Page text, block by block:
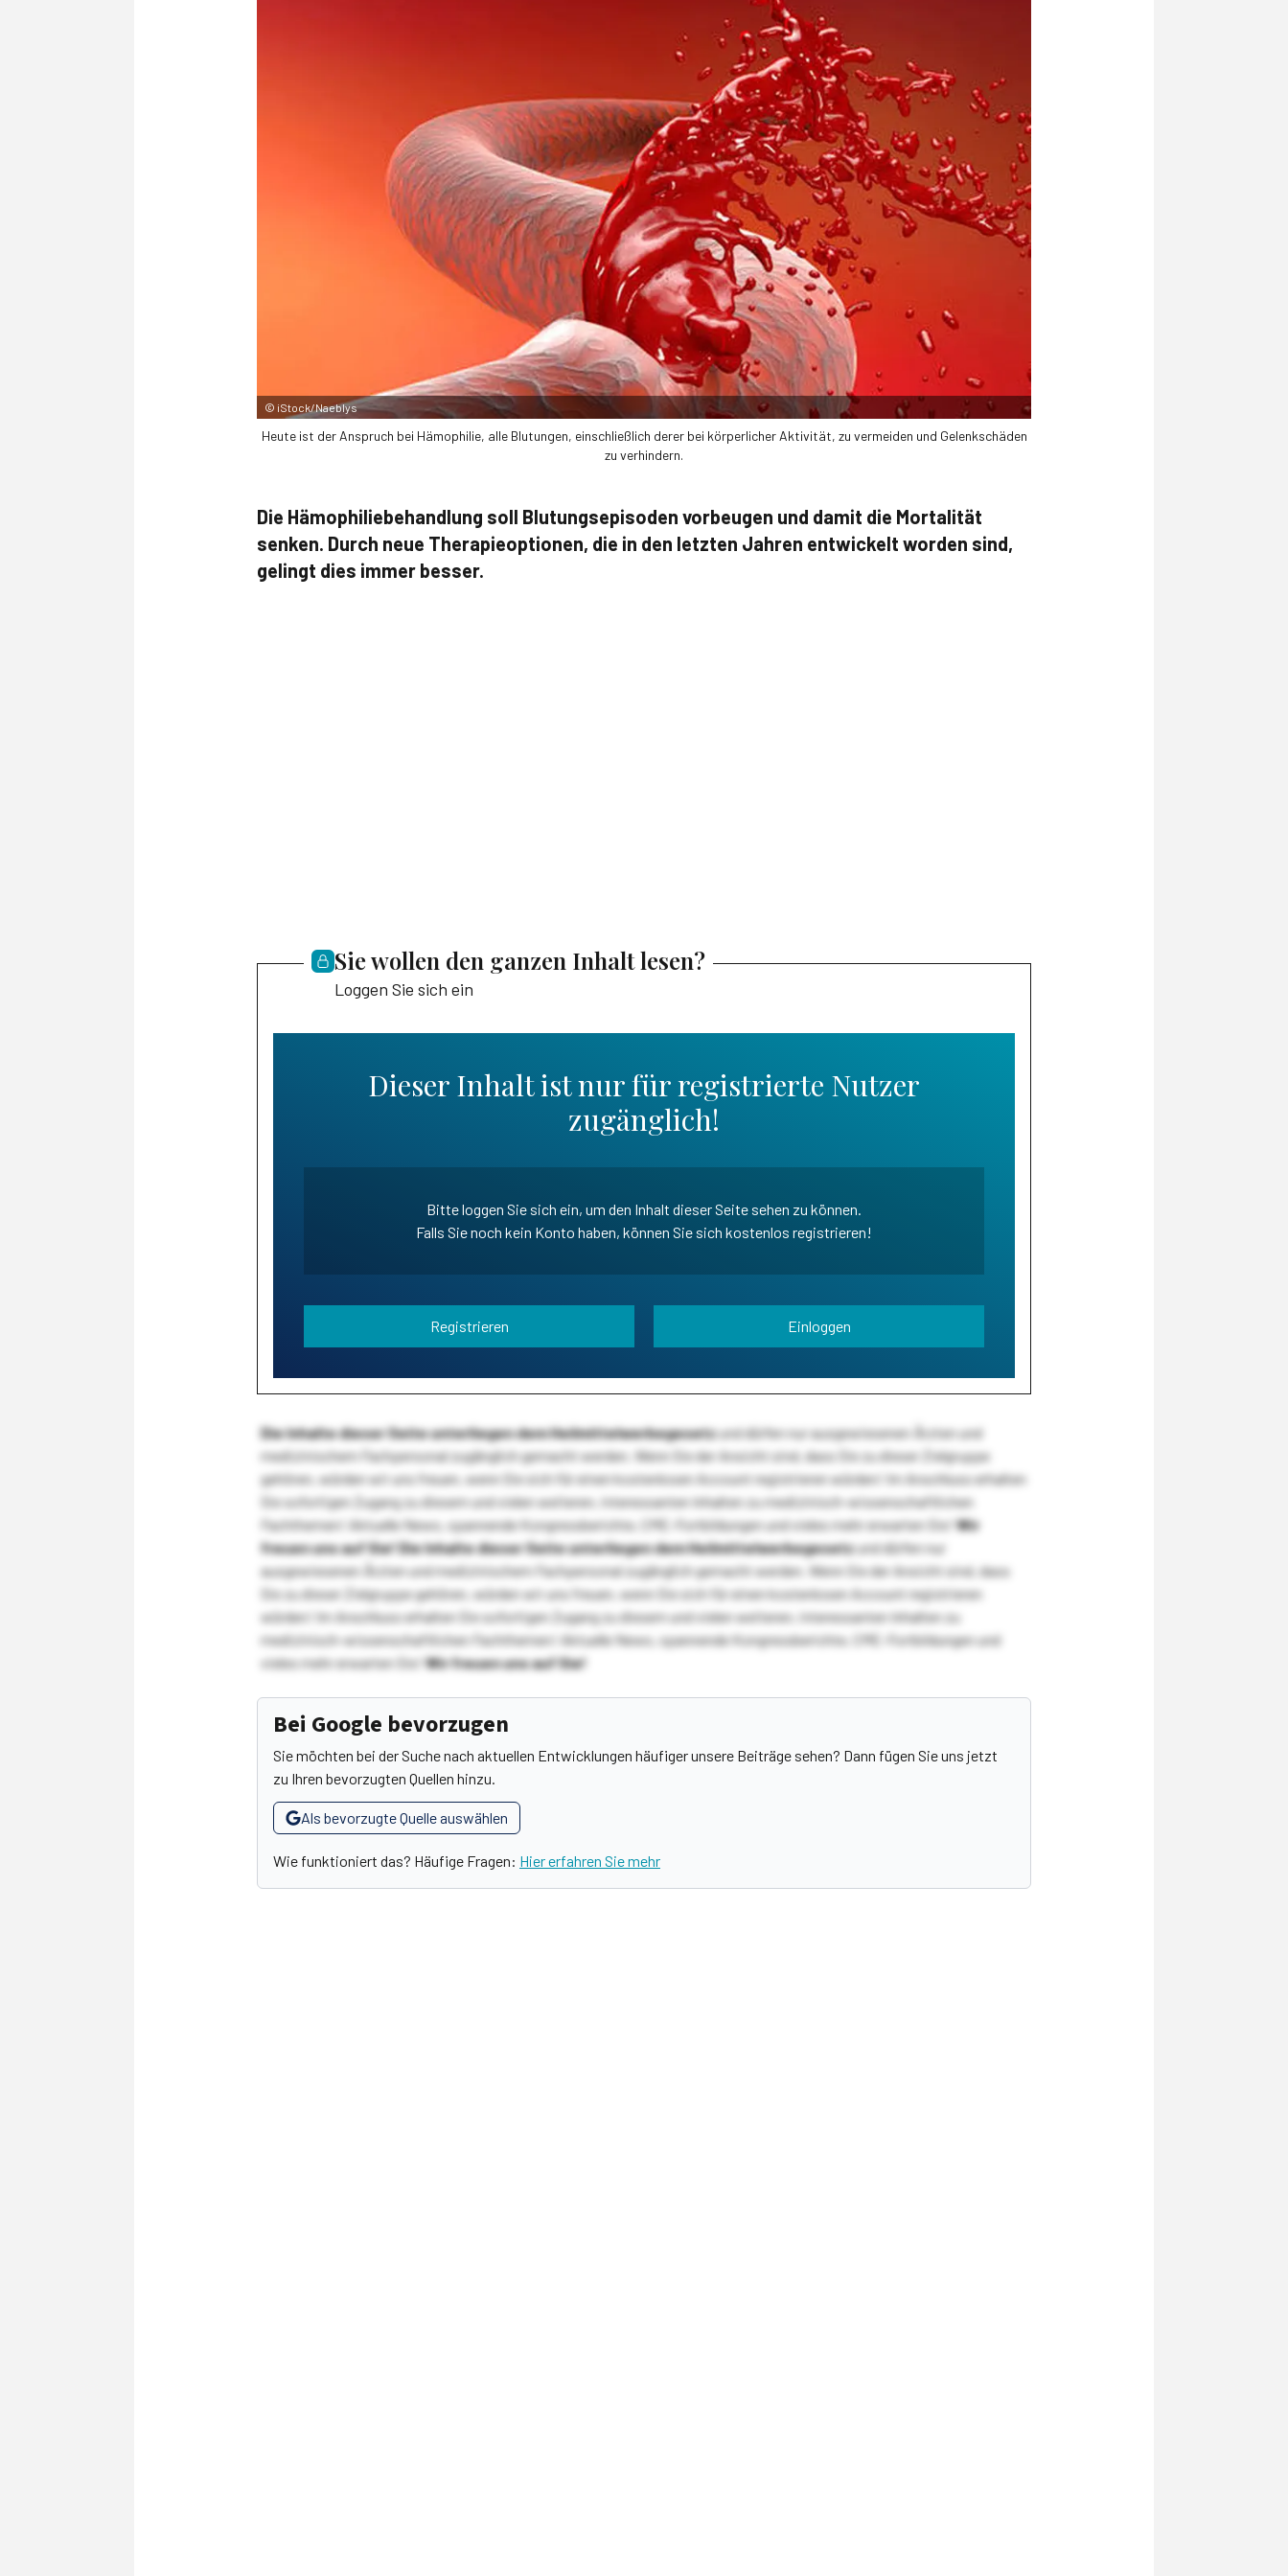
© iStock/Naeblys
Heute ist der Anspruch bei Hämophilie, alle Blutungen, einschließlich derer bei körperlicher Aktivität, zu vermeiden und Gelenkschäden
zu verhindern.
Die Hämophilie­behandlung soll Blutungsepisoden vorbeugen und damit die Mortalität
senken. Durch neue Therapieoptionen, die in den letzten Jahren entwickelt worden sind,
gelingt dies immer besser.
Sie wollen den ganzen Inhalt lesen?
Loggen Sie sich ein
Dieser Inhalt ist nur für registrierte Nutzer
zugänglich!
Bitte loggen Sie sich ein, um den Inhalt dieser Seite sehen zu können.
Falls Sie noch kein Konto haben, können Sie sich kostenlos registrieren!
Registrieren Einloggen
Die Inhalte dieser Seite unterliegen dem Heilmittelwerbegesetzund dürfen nur ausgewiesenen Ärzten und
medizinischem Fachpersonal zugänglich gemacht werden. Wenn Sie der Ansicht sind, dass Sie zu dieser Zielgruppe
gehören, würden wir uns freuen, wenn Sie sich für einen kostenlosen Account registrieren würden! Im Anschluss erhalten
Sie sofortigen Zugang zu diesem und vielen weiteren, interessanten Inhalten zu medizinisch-wissenschaftlichen
Fachthemen! Aktuelle News, spannende Kongressberichte, CME-Fortbildungen und vieles mehr erwarten Sie!Wir
freuen uns auf Sie!Die Inhalte dieser Seite unterliegen dem Heilmittelwerbegesetzund dürfen nur
ausgewiesenen Ärzten und medizinischem Fachpersonal zugänglich gemacht werden. Wenn Sie der Ansicht sind, dass
Sie zu dieser Zielgruppe gehören, würden wir uns freuen, wenn Sie sich für einen kostenlosen Account registrieren
würden! Im Anschluss erhalten Sie sofortigen Zugang zu diesem und vielen weiteren, interessanten Inhalten zu
medizinisch-wissenschaftlichen Fachthemen! Aktuelle News, spannende Kongressberichte, CME-Fortbildungen und
vieles mehr erwarten Sie!Wir freuen uns auf Sie!
Bei Google bevorzugen
Sie möchten bei der Suche nach aktuellen Entwicklungen häufiger unsere Beiträge sehen? Dann fügen Sie uns jetzt
zu Ihren bevorzugten Quellen hinzu.
Als bevorzugte Quelle auswählen
Wie funktioniert das? Häufige Fragen: Hier erfahren Sie mehr